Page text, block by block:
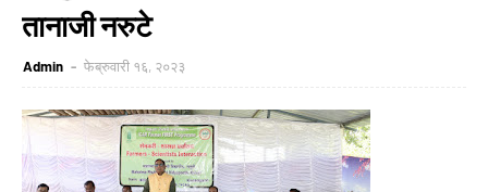
तानाजी नरुटे
Admin फेब्रुवारी १६, २०२३